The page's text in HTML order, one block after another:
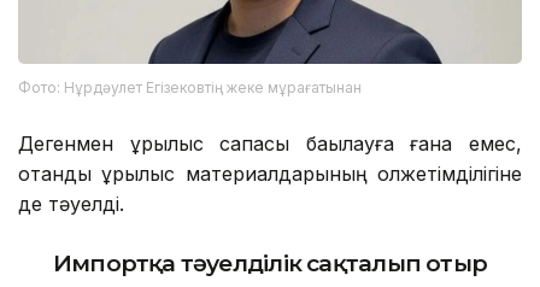
Фото: Нұрдәулет Егізековтің жеке мұрағатынан
Дегенмен құрылыс сапасы бақылауға ғана емес,
отандық құрылыс материалдарының қолжетімділігіне
де тәуелді.
Импортқа тәуелділік сақталып отыр